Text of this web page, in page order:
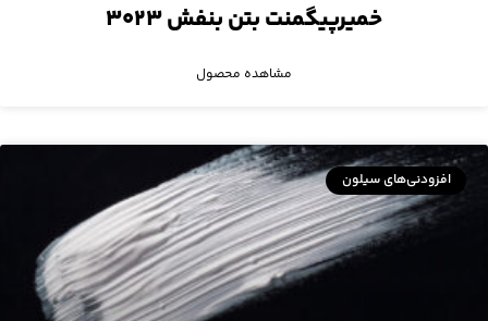
خمیرپیگمنت بتن بنفش ۳۰۲۳
مشاهده محصول
افزودنی‌های سیلون